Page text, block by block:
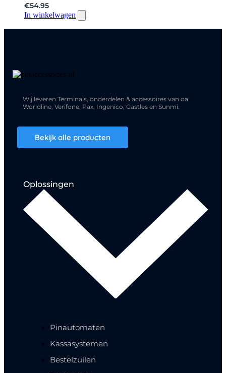
€54.95
In winkelwagen
Wij leveren Terminals, onderdelen & accessoires van oa.
Worldline, Verifone, Pax, Ingenico, Castles en Sunmi.
Bekijk alle producten
Oplossingen
Pinautomaten
Kassasystemen
Bestelzuilen